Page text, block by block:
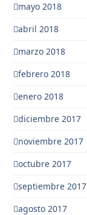
mayo 2018
abril 2018
marzo 2018
febrero 2018
enero 2018
diciembre 2017
noviembre 2017
octubre 2017
septiembre 2017
agosto 2017